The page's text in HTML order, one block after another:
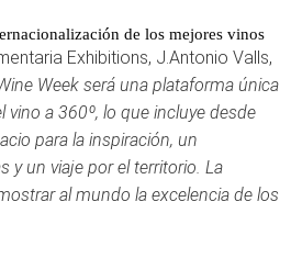
de los mejores vinos
Exhibitions, J.Antonio Valls,
Week será una plataforma única
vino a 360º, lo que incluye desde
para la inspiración, un
y un viaje por el territorio. La
al mundo la excelencia de los